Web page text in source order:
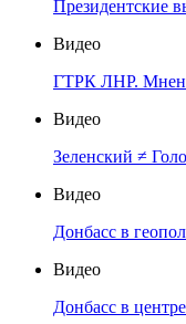
Президентские
Видео
ГТРК ЛНР.
Видео
Зеленский ≠
Видео
Донбасс в
Видео
Донбасс в